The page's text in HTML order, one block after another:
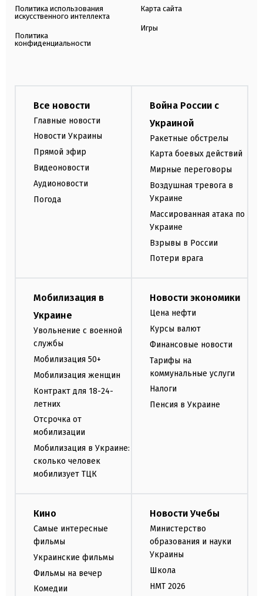
Политика использования
искусственного интеллекта
Политика
конфиденциальности
Карта сайта
Игры
Все новости
Главные новости
Новости Украины
Прямой эфир
Видеоновости
Аудионовости
Погода
Война России с
Украиной
Ракетные обстрелы
Карта боевых действий
Мирные переговоры
Воздушная тревога в
Украине
Массированная атака по
Украине
Взрывы в России
Потери врага
Мобилизация в
Украине
Увольнение с военной
службы
Мобилизация 50+
Мобилизация женщин
Контракт для 18-24-
летних
Отсрочка от
мобилизации
Мобилизация в Украине:
сколько человек
мобилизует ТЦК
Новости экономики
Цена нефти
Курсы валют
Финансовые новости
Тарифы на
коммунальные услуги
Налоги
Пенсия в Украине
Кино
Самые интересные
фильмы
Украинские фильмы
Фильмы на вечер
Комедии
Новости Учебы
Министерство
образования и науки
Украины
Школа
НМТ 2026